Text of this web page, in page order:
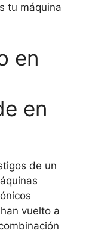
tu máquina
en
en
de un
vuelto a